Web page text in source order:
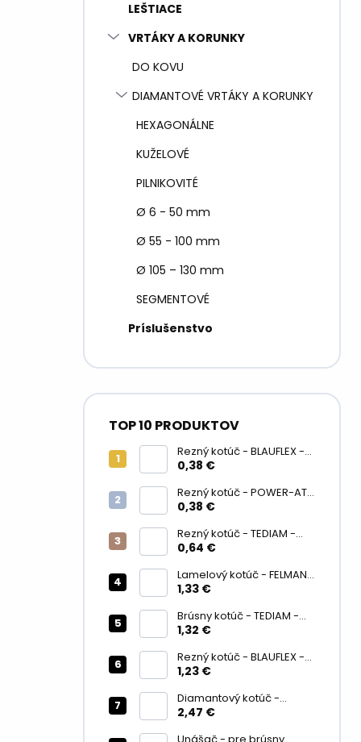
LEŠTIACE
VRTÁKY A KORUNKY
DO KOVU
DIAMANTOVÉ VRTÁKY A KORUNKY
HEXAGONÁLNE
KUŽELOVÉ
PILNIKOVITÉ
Ø 6 - 50 mm
Ø 55 - 100 mm
Ø 105 – 130 mm
SEGMENTOVÉ
Príslušenstvo
TOP 10 PRODUKTOV
Rezný kotúč - BLAUFLEX -
METAL / INOX - 125 x 1 mm
0,38 €
Rezný kotúč - POWER-AT -
METAL/ INOX - 125 x 1 mm
0,38 €
Rezný kotúč - TEDIAM -
PREMIUM LONG LIFE - INOX
0,64 €
Lamelový kotúč - FELMAN -
125 mm - KERAMIKA - CA
1,33 €
Brúsny kotúč - TEDIAM -
INOX - 125 x 6 mm
1,32 €
Rezný kotúč - BLAUFLEX -
METAL / INOX - 230 x 2 mm
1,23 €
Diamantový kotúč -
POWER‑AT PR5 -
2,47 €